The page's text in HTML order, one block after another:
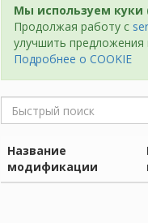
Мы используем куки
Продолжая работу с
улучшить предложения
Подробнее о COOKIE
Название
модификации